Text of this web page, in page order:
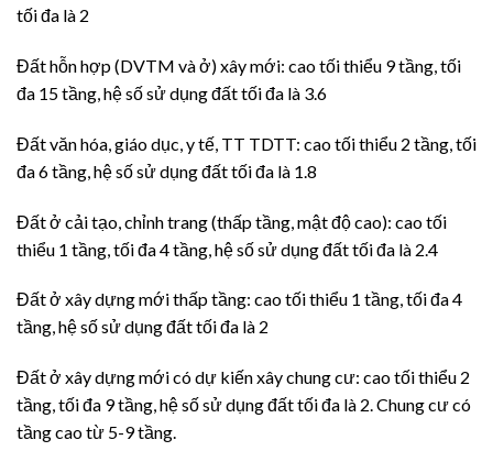
tối đa là 2
Đất hỗn hợp (DVTM và ở) xây mới: cao tối thiểu 9 tầng, tối
đa 15 tầng, hệ số sử dụng đất tối đa là 3.6
Đất văn hóa, giáo dục, y tế, TT TDTT: cao tối thiểu 2 tầng, tối
đa 6 tầng, hệ số sử dụng đất tối đa là 1.8
Đất ở cải tạo, chỉnh trang (thấp tầng, mật độ cao): cao tối
thiểu 1 tầng, tối đa 4 tầng, hệ số sử dụng đất tối đa là 2.4
Đất ở xây dựng mới thấp tầng: cao tối thiểu 1 tầng, tối đa 4
tầng, hệ số sử dụng đất tối đa là 2
Đất ở xây dựng mới có dự kiến xây chung cư: cao tối thiểu 2
tầng, tối đa 9 tầng, hệ số sử dụng đất tối đa là 2. Chung cư có
tầng cao từ 5-9 tầng.